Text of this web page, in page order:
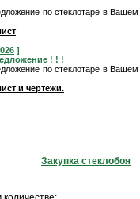
по стеклотаре в Вашем
]
! ! !
по стеклотаре в Вашем
и чертежи.
Закупка стеклобоя